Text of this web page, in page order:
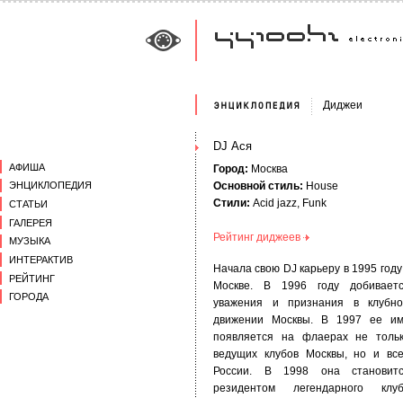
АФИША
ЭНЦИКЛОПЕДИЯ
СТАТЬИ
ГАЛЕРЕЯ
МУЗЫКА
ИНТЕРАКТИВ
РЕЙТИНГ
ГОРОДА
Диджеи
DJ Ася
Город: Москва
Основной стиль: House
Стили: Acid jazz, Funk
Рейтинг диджеев
Начала свою DJ карьеру в 1995
Москве. В 1996 году
уважения и признания в
движении Москвы. В 1997 ее
появляется на флаерах не
ведущих клубов Москвы, но и
России. В 1998 она
резидентом легендарного